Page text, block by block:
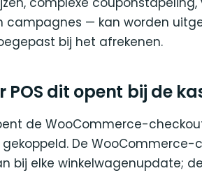
campagnes — kan worden
bij het afrekenen.
POS dit opent bij de
de WooCommerce-
De WooCommerce-
bij elke winkelwagenupdate;